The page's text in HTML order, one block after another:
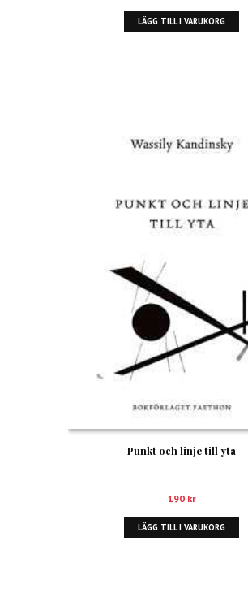
LÄGG TILL I VARUKORG
Punkt och linje till yta
190 kr
LÄGG TILL I VARUKORG